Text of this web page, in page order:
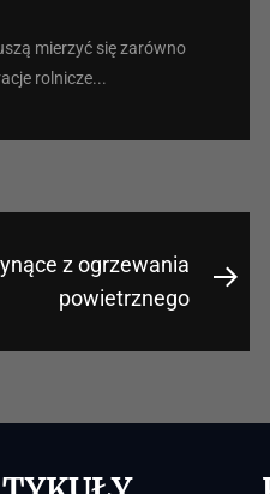
mierzyć się zarówno
rolnicze...
z ogrzewania
powietrznego